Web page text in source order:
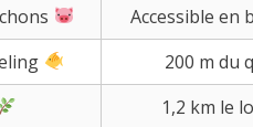
Accessible en
200 m du
1,2 km le